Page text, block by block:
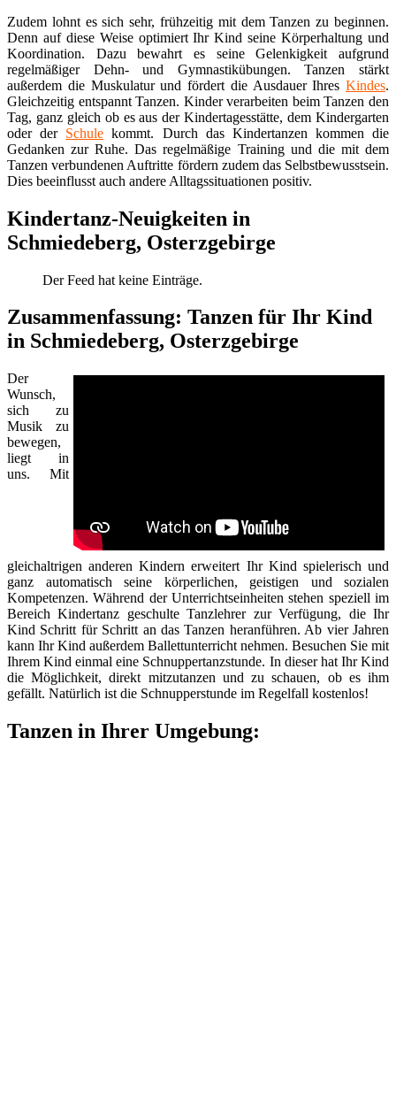
Zudem lohnt es sich sehr, frühzeitig mit dem Tanzen zu beginnen.
Denn auf diese Weise optimiert Ihr Kind seine Körperhaltung und
Koordination. Dazu bewahrt es seine Gelenkigkeit aufgrund
regelmäßiger Dehn- und Gymnastikübungen. Tanzen stärkt
außerdem die Muskulatur und fördert die Ausdauer Ihres Kindes.
Gleichzeitig entspannt Tanzen. Kinder verarbeiten beim Tanzen den
Tag, ganz gleich ob es aus der Kindertagesstätte, dem Kindergarten
oder der Schule kommt. Durch das Kindertanzen kommen die
Gedanken zur Ruhe. Das regelmäßige Training und die mit dem
Tanzen verbundenen Auftritte fördern zudem das Selbstbewusstsein.
Dies beeinflusst auch andere Alltagssituationen positiv.
Kindertanz-Neuigkeiten in
Schmiedeberg, Osterzgebirge
Der Feed hat keine Einträge.
Zusammenfassung: Tanzen für Ihr Kind
in Schmiedeberg, Osterzgebirge
Der
Wunsch,
sich zu
Musik zu
bewegen,
liegt in
uns. Mit
gleichaltrigen anderen Kindern erweitert Ihr Kind spielerisch und
ganz automatisch seine körperlichen, geistigen und sozialen
Kompetenzen. Während der Unterrichtseinheiten stehen speziell im
Bereich Kindertanz geschulte Tanzlehrer zur Verfügung, die Ihr
Kind Schritt für Schritt an das Tanzen heranführen. Ab vier Jahren
kann Ihr Kind außerdem Ballettunterricht nehmen. Besuchen Sie mit
Ihrem Kind einmal eine Schnuppertanzstunde. In dieser hat Ihr Kind
die Möglichkeit, direkt mitzutanzen und zu schauen, ob es ihm
gefällt. Natürlich ist die Schnupperstunde im Regelfall kostenlos!
Tanzen in Ihrer Umgebung: